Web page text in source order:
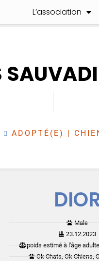
L’association
ADOPTÉ(E) |
Male
23.12.2023
poids estimé à l'âge
Ok Chats, Ok Chiens,